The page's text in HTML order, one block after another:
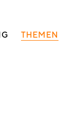
THEMEN